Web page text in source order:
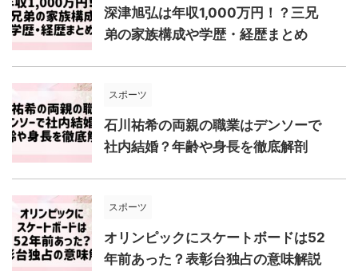
深津旭弘は年収1,000万円！？三兄
弟の家族構成や学歴・経歴まとめ
スポーツ
石川祐希の両親の職業はデンソーで
社内結婚？年齢や身長を徹底解剖
スポーツ
オリンピックにスケートボードは52
年前あった？表彰台独占の意味解説